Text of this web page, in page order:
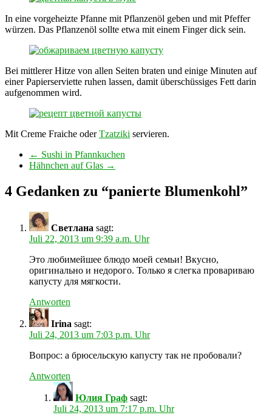
In eine vorgeheizte Pfanne mit Pflanzenöl geben und mit Pfeffer
würzen. Das Pflanzenöl sollte etwa mit einem Finger dick sein.
Bei mittlerer Hitze von allen Seiten braten und einige Minuten auf
einer Papierserviette ruhen lassen, damit überschüssiges Fett darin
aufgenommen wird.
Mit Creme Fraiche oderTzatziki servieren.
← Sushi in Pfannkuchen
Hähnchen auf Glas →
4 Gedanken zu “panierte Blumenkohl ”
Светлана sagt:
Juli 22, 2013 um 9:39 a.m. Uhr
Это любимейшее блюдо моей семьи! Вкусно,
оригинально и недорого. Только я слегка провариваю
капусту для мягкости.
Antworten
Irina sagt:
Juli 24, 2013 um 7:03 p.m. Uhr
Вопрос: а брюсельскую капусту так не пробовали?
Antworten
Юлия Граф sagt:
Juli 24, 2013 um 7:17 p.m. Uhr